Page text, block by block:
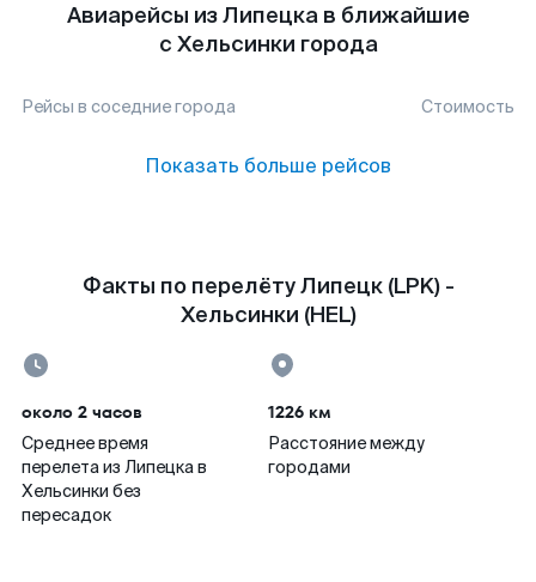
Авиарейсы из Липецка в ближайшие
с Хельсинки города
Рейсы в соседние города Стоимость
Показать больше рейсов
Факты по перелёту Липецк (LPK) -
Хельсинки (HEL)
около 2 часов
Среднее время
перелета из Липецка в
Хельсинки без
пересадок
1226 км
Расстояние между
городами